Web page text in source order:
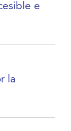
e
la